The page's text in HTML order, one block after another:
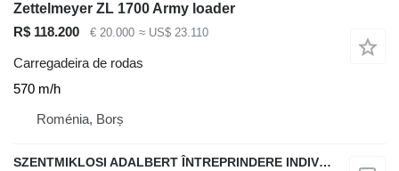
Zettelmeyer ZL 1700 Army loader
R$ 118.200
€ 20.000 ≈ US$ 23.110
Carregadeira de rodas
570 m/h
Roménia, Borș
SZENTMIKLOSI ADALBERT ÎNTREPRINDERE INDIVIDUALĂ